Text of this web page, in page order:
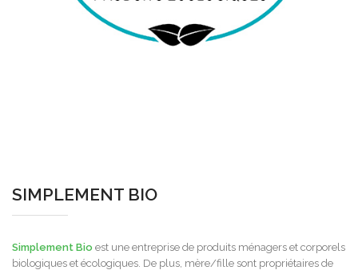
SIMPLEMENT BIO
Simplement Bio est une entreprise de produits ménagers et corporels
biologiques et écologiques. De plus, mère/fille sont propriétaires de